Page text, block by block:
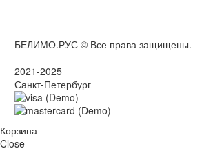
БЕЛИМО.РУС © Все права защищены.
2021-2025
Санкт-Петербург
Корзина
Close